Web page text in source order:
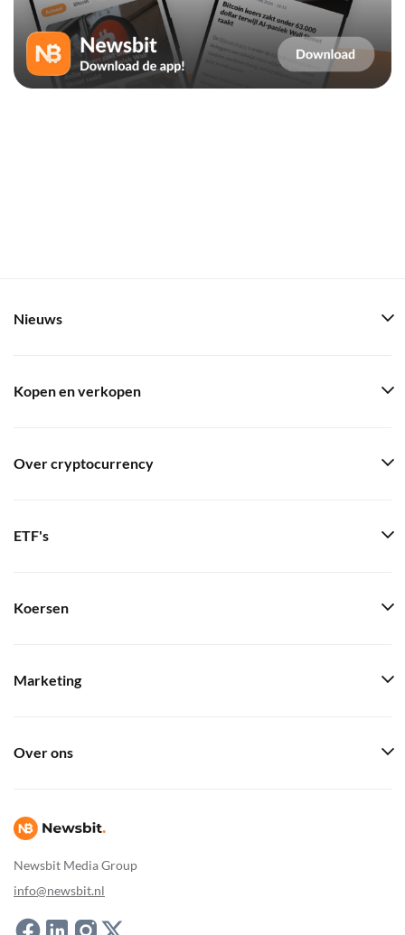
Newsbit Media Group
info@newsbit.nl
Nieuws
Kopen en verkopen
Over cryptocurrency
ETF's
Koersen
Marketing
Over ons